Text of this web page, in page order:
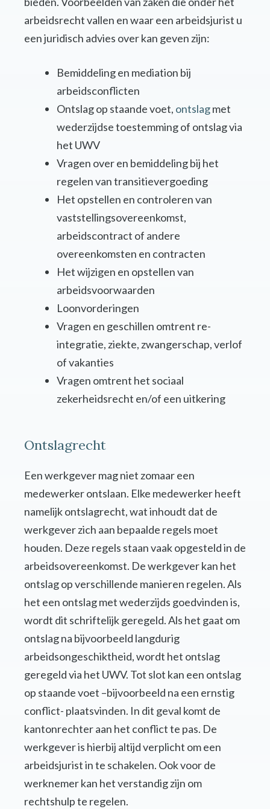
arbeidsrecht vallen en waar een arbeidsjurist u
een juridisch advies over kan geven zijn:
Bemiddeling en mediation bij
arbeidsconflicten
Ontslag op staande voet, ontslagmet
wederzijdse toestemming of ontslag via
het UWV
Vragen over en bemiddeling bij het
regelen van transitievergoeding
Het opstellen en controleren van
vaststellingsovereenkomst,
arbeidscontract of andere
overeenkomsten en contracten
Het wijzigen en opstellen van
arbeidsvoorwaarden
Loonvorderingen
Vragen en geschillen omtrent re-
integratie, ziekte, zwangerschap, verlof
of vakanties
Vragen omtrent het sociaal
zekerheidsrecht en/of een uitkering
Ontslagrecht
Een werkgever mag niet zomaar een
medewerker ontslaan. Elke medewerker heeft
namelijk ontslagrecht, wat inhoudt dat de
werkgever zich aan bepaalde regels moet
houden. Deze regels staan vaak opgesteld in de
arbeidsovereenkomst. De werkgever kan het
ontslag op verschillende manieren regelen. Als
het een ontslag met wederzijds goedvinden is,
wordt dit schriftelijk geregeld. Als het gaat om
ontslag na bijvoorbeeld langdurig
arbeidsongeschiktheid, wordt het ontslag
geregeld via het UWV. Tot slot kan een ontslag
op staande voet –bijvoorbeeld na een ernstig
conflict- plaatsvinden. In dit geval komt de
kantonrechter aan het conflict te pas. De
werkgever is hierbij altijd verplicht om een
arbeidsjurist in te schakelen. Ook voor de
werknemer kan het verstandig zijn om
rechtshulp te regelen.